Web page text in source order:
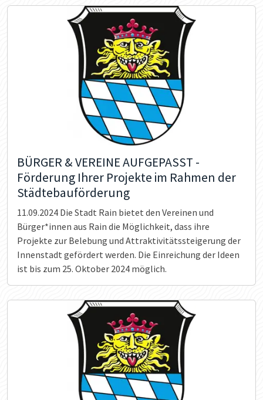
BÜRGER & VEREINE AUFGEPASST -
Förderung Ihrer Projekte im Rahmen der
Städtebauförderung
11.09.2024 Die Stadt Rain bietet den Vereinen und
Bürger*innen aus Rain die Möglichkeit, dass ihre
Projekte zur Belebung und Attraktivitätssteigerung der
Innenstadt gefördert werden. Die Einreichung der Ideen
ist bis zum 25. Oktober 2024 möglich.